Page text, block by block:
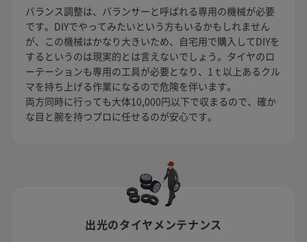
バランス調整は、バランサーと呼ばれる専用の機械が必要
です。DIYでやってみたいという方もいるかもしれません
が、この機械はかなり大きいため、自宅用で購入してDIYを
するというのは現実的とは言えないでしょう。タイヤのロ
ーテーションも専用の工具が必要となり、1ｔ以上あるクル
マを持ち上げる作業になるので危険を伴います。
両方同時に行っても大体10,000円以下で収まるので、確か
な目と腕を持つプロに任せるのが安心です。
出光のタイヤメンテナンス